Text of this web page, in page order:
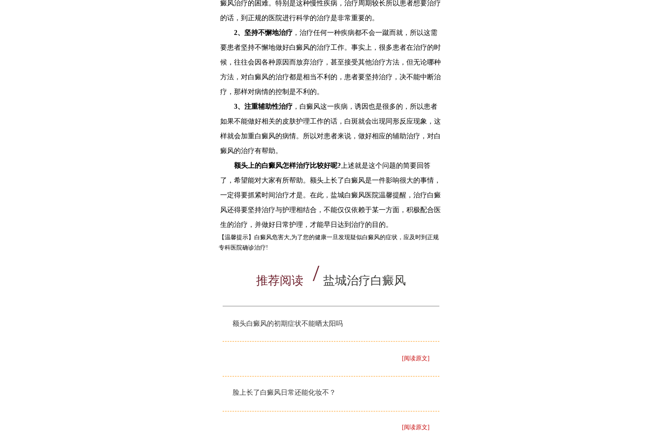
癜风治疗的困难。特别是这种慢性疾病，治疗周期较长所以患者想要治疗
的话，到正规的医院进行科学的治疗是非常重要的。
2、坚持不懈地治疗 ，治疗任何一种疾病都不会一蹴而就，所以这需
要患者坚持不懈地做好白癜风的治疗工作。事实上，很多患者在治疗的时
候，往往会因各种原因而放弃治疗，甚至接受其他治疗方法，但无论哪种
方法，对白癜风的治疗都是相当不利的，患者要坚持治疗，决不能中断治
疗，那样对病情的控制是不利的。
3、注重辅助性治疗 ，白癜风这一疾病，诱因也是很多的，所以患者
如果不能做好相关的皮肤护理工作的话，白斑就会出现同形反应现象，这
样就会加重白癜风的病情。所以对患者来说，做好相应的辅助治疗，对白
癜风的治疗有帮助。
额头上的白癜风怎样治疗比较好呢?上述就是这个问题的简要回答
了，希望能对大家有所帮助。额头上长了白癜风是一件影响很大的事情，
一定得要抓紧时间治疗才是。在此，盐城白癜风医院温馨提醒，治疗白癜
风还得要坚持治疗与护理相结合，不能仅仅依赖于某一方面，积极配合医
生的治疗，并做好日常护理，才能早日达到治疗的目的。
【温馨提示】 白癜风危害大,为了您的健康一旦发现疑似白癜风的症状，应及时到正规
专科医院确诊治疗!
推荐阅读 盐城治疗白癜风
额头白癜风的初期症状不能晒太阳吗
[阅读原文]
脸上长了白癜风日常还能化妆不？
[阅读原文]